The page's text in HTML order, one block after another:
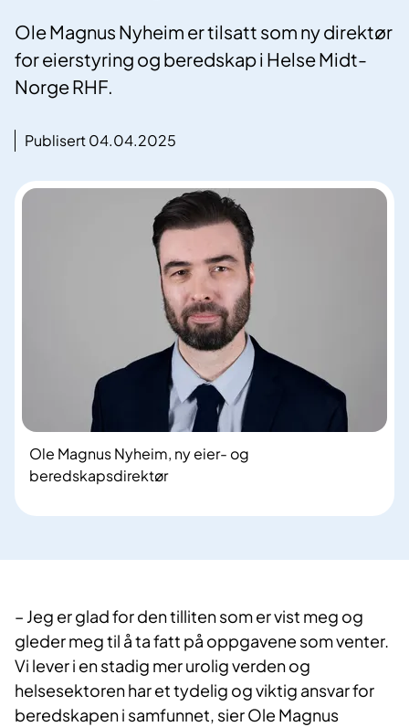
Ole Magnus Nyheim er tilsatt som ny direktør
for eierstyring og beredskap i Helse Midt-
Norge RHF.
Publisert 04.04.2025
Ole Magnus Nyheim, ny eier- og
beredskapsdirektør
– Jeg er glad for den tilliten som er vist meg og
gleder meg til å ta fatt på oppgavene som venter.
Vi lever i en stadig mer urolig verden og
helsesektoren har et tydelig og viktig ansvarfor
beredskapen i samfunnet, sier Ole Magnus